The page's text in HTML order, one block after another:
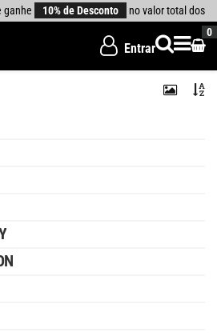
ganhe 10% de Desconto no valor total dos
Entrar
0